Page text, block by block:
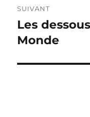
SUIVANT
Publication
suivante :
Les
Monde